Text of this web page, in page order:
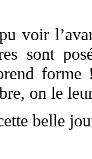
voir
sont
on le
belle